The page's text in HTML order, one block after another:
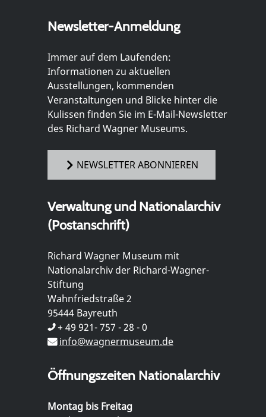
Newsletter-Anmeldung
Immer auf dem Laufenden:
Informationen zu aktuellen
Ausstellungen, kommenden
Veranstaltungen und Blicke hinter die
Kulissen finden Sie im E-Mail-Newsletter
des Richard Wagner Museums.
NEWSLETTER ABONNIEREN
Verwaltung und Nationalarchiv
(Postanschrift)
Richard Wagner Museum mit
Nationalarchiv der Richard-Wagner-
Stiftung
Wahnfriedstraße 2
95444 Bayreuth
+ 49 921- 757 - 28 - 0
info@wagnermuseum.de
Öffnungszeiten Nationalarchiv
Montag bis Freitag